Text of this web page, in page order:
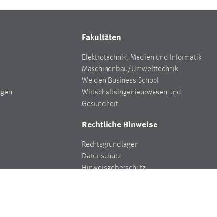
Fakultäten
Elektrotechnik, Medien und Informatik
Maschinenbau/Umwelttechnik
Weiden Business School
Wirtschaftsingenieurwesen und
Gesundheit
Rechtliche Hinweise
Rechtsgrundlagen
Datenschutz
Hinweisgeberschutz